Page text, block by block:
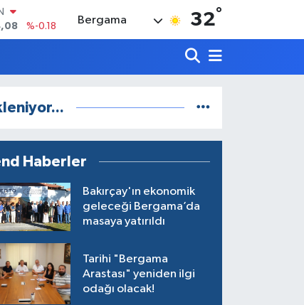
%0.18
%0.03
%-14
%-0.18
Bergama 32°
Haberler
Bakırçay'ın ekonomik
geleceği Bergama’da
masaya yatırıldı
Tarihi "Bergama
Arastası" yeniden ilgi
odağı olacak!